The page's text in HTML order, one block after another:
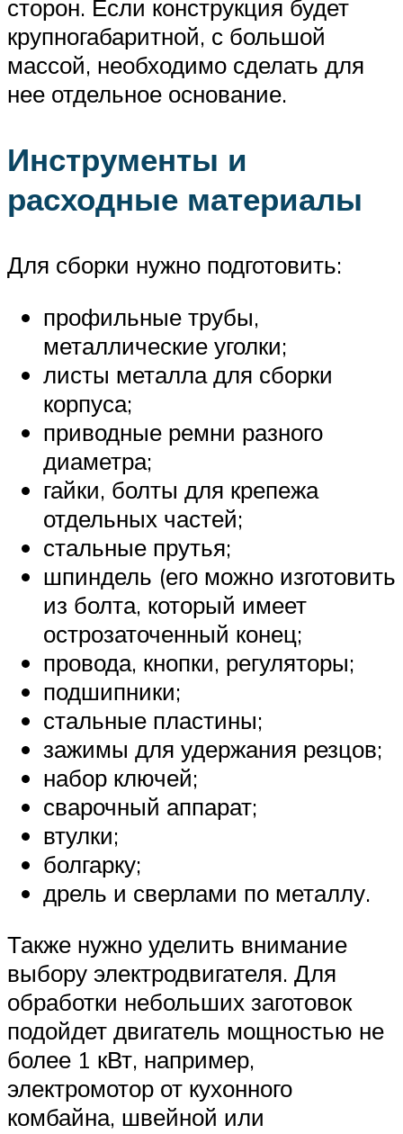
сторон. Если конструкция будет
крупногабаритной, с большой
массой, необходимо сделать для
нее отдельное основание.
Инструменты и
расходные материалы
Для сборки нужно подготовить:
профильные трубы,
металлические уголки;
листы металла для сборки
корпуса;
приводные ремни разного
диаметра;
гайки, болты для крепежа
отдельных частей;
стальные прутья;
шпиндель (его можно изготовить
из болта, который имеет
острозаточенный конец;
провода, кнопки, регуляторы;
подшипники;
стальные пластины;
зажимы для удержания резцов;
набор ключей;
сварочный аппарат;
втулки;
болгарку;
дрель и сверлами по металлу.
Также нужно уделить внимание
выбору электродвигателя. Для
обработки небольших заготовок
подойдет двигатель мощностью не
более 1 кВт, например,
электромотор от кухонного
комбайна, швейной или